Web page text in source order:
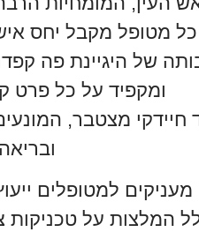
מטופל מקבל יחס
של היגיינת פה
ומקפיד על כל פרט
חיידקי מצטבר,
למטופלים
המלצות על טכניקות